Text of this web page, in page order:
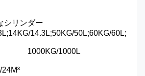
シリンダー
14.3L;50KG/50L;60KG/60L;
1000KG/1000L